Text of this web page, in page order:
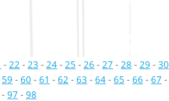
- 22 - 23 - 24 - 25 - 26 - 27 - 28 - 29 - 30
59 - 60 - 61 - 62 - 63 - 64 - 65 - 66 - 67 -
- 97 - 98